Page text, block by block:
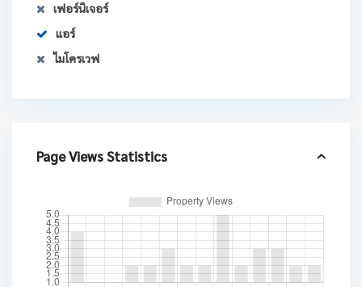
เฟอร์นิเจอร์
แอร์
ไมโครเวฟ
Page Views Statistics